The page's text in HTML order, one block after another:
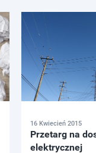
16 Kwiecień 2015
Przetarg na
elektrycznej